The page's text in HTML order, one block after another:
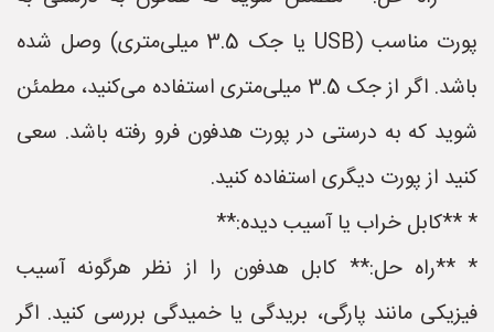
پورت مناسب (USB یا جک 3.5 میلی‌متری) وصل شده
باشد. اگر از جک 3.5 میلی‌متری استفاده می‌کنید، مطمئن
شوید که به درستی در پورت هدفون فرو رفته باشد. سعی
کنید از پورت دیگری استفاده کنید.
* **کابل خراب یا آسیب دیده:**
* **راه حل:** کابل هدفون را از نظر هرگونه آسیب
فیزیکی مانند پارگی، بریدگی یا خمیدگی بررسی کنید. اگر